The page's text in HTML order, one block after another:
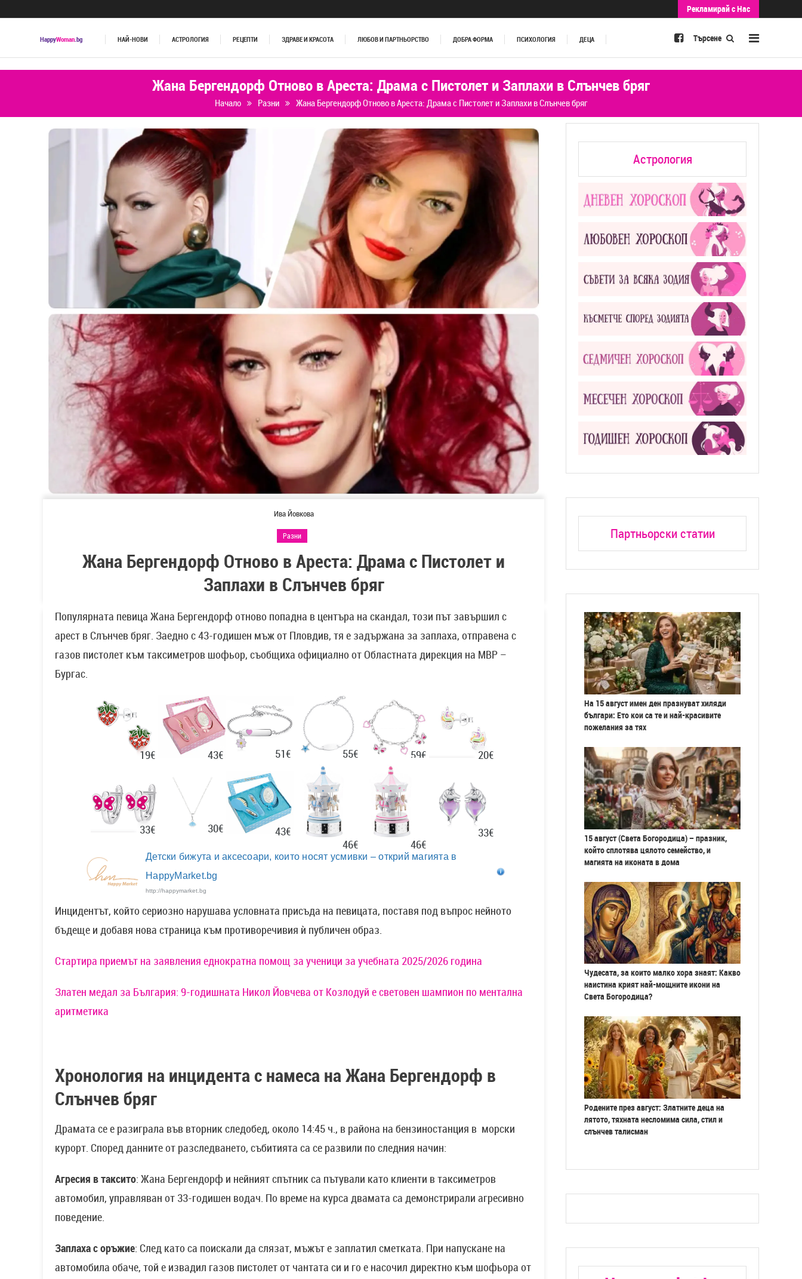
Рекламирай с Нас
HappyWoman.bg НАЙ-НОВИ АСТРОЛОГИЯ РЕЦЕПТИ ЗДРАВЕ И КРАСОТА ЛЮБОВ И ПАРТНЬОРСТВО ДОБРА ФОРМА ПСИХОЛОГИЯ ДЕЦА Търсене
Жана Бергендорф Отново в Ареста: Драма с Пистолет и Заплахи в Слънчев бряг
Начало Разни Жана Бергендорф Отново в Ареста: Драма с Пистолет и Заплахи в Слънчев бряг
Ива Йовкова
Разни
Жана Бергендорф Отново в Ареста: Драма с Пистолет и
Заплахи в Слънчев бряг
Популярната певица Жана Бергендорф отново попадна в центъра на скандал, този път завършил с
арест в Слънчев бряг. Заедно с 43-годишен мъж от Пловдив, тя е задържана за заплаха, отправена с
газов пистолет към таксиметров шофьор, съобщиха официално от Областната дирекция на МВР –
Бургас.
19€ 43€ 51€ 55€ 59€ 20€
33€ 30€
43€
46€
46€
33€
Детски бижута и аксесоари, които носят усмивки – открий магията в
HappyMarket.bg
http://happymarket.bg
Инцидентът, който сериозно нарушава условната присъда на певицата, поставя под въпрос нейното
бъдеще и добавя нова страница към противоречивия ѝ публичен образ.
Стартира приемът на заявления еднократна помощ за ученици за учебната 2025/2026 година
Златен медал за България: 9-годишната Никол Йовчева от Козлодуй е световен шампион по ментална
аритметика
Хронология на инцидента с намеса на Жана Бергендорф в
Слънчев бряг
Драмата се е разиграла във вторник следобед, около 14:45 ч., в района на бензиностанция в морски
курорт. Според данните от разследването, събитията са се развили по следния начин:
Агресия в таксито: Жана Бергендорф и нейният спътник са пътували като клиенти в таксиметров
автомобил, управляван от 33-годишен водач. По време на курса двамата са демонстрирали агресивно
поведение.
Заплаха с оръжие: След като са поискали да слязат, мъжът е заплатил сметката. При напускане на
автомобила обаче, той е извадил газов пистолет от чантата си и го е насочил директно към шофьора от
Астрология
Партньорски статии
На 15 август имен ден празнуват хиляди
българи: Ето кои са те и най-красивите
пожелания за тях
15 август (Света Богородица) – празник,
който сплотява цялото семейство, и
магията на иконата в дома
Чудесата, за които малко хора знаят: Какво
наистина крият най-мощните икони на
Света Богородица?
Родените през август: Златните деца на
лятото, тяхната несломима сила, стил и
слънчев талисман